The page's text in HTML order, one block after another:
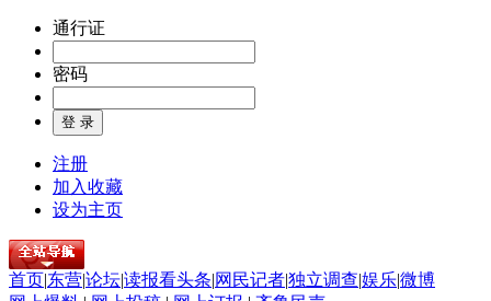
通行证
密码
注册
加入收藏
设为主页
首页|东营|论坛|读报看头条|网民记者|独立调查|娱乐|微博